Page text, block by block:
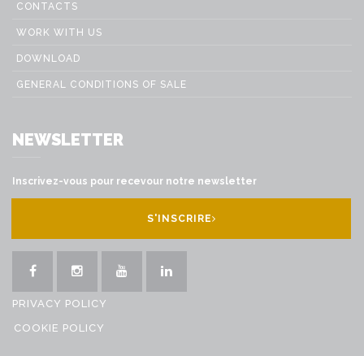
CONTACTS
WORK WITH US
DOWNLOAD
GENERAL CONDITIONS OF SALE
NEWSLETTER
Inscrivez-vous pour recevour notre newsletter
S'INSCRIRE
PRIVACY POLICY
COOKIE POLICY